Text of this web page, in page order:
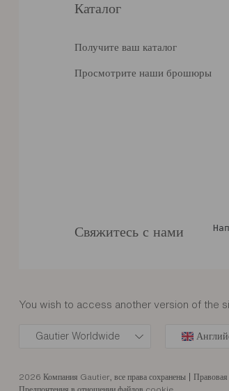
Каталог
Получите ваш каталог
Просмотрите наши брошюры
Свяжитесь с нами
You wish to access another version of the
Gautier Worldwide
2026 Компания Gautier, все права сохранены